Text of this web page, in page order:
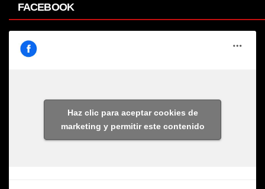
FACEBOOK
Haz clic para aceptar cookies de
marketing y permitir este contenido